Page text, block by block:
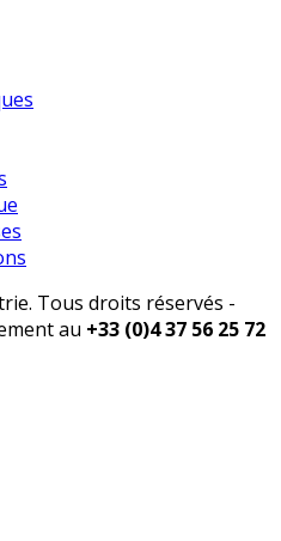
Tous droits réservés -
au +33 (0)4 37 56 25 72